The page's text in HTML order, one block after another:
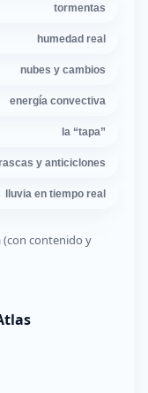
tormentas
humedad real
nubes y cambios
energía convectiva
la “tapa”
y anticiclones
lluvia en tiempo real
(con contenido y